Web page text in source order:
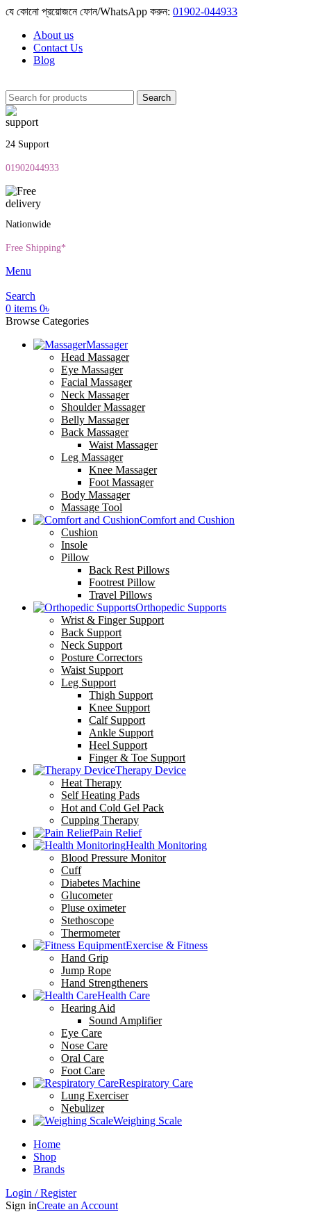
যে কোনো প্রয়োজনে ফোন/WhatsApp করুন: 01902-044933
About us
Contact Us
Blog
Search
24 Support
01902044933
Nationwide
Free Shipping*
Menu
Search
0 items 0৳
Browse Categories
Massager
Head Massager
Eye Massager
Facial Massager
Neck Massager
Shoulder Massager
Belly Massager
Back Massager
Waist Massager
Leg Massager
Knee Massager
Foot Massager
Body Massager
Massage Tool
Comfort and Cushion
Cushion
Insole
Pillow
Back Rest Pillows
Footrest Pillow
Travel Pillows
Orthopedic Supports
Wrist & Finger Support
Back Support
Neck Support
Posture Correctors
Waist Support
Leg Support
Thigh Support
Knee Support
Calf Support
Ankle Support
Heel Support
Finger & Toe Support
Therapy Device
Heat Therapy
Self Heating Pads
Hot and Cold Gel Pack
Cupping Therapy
Pain Relief
Health Monitoring
Blood Pressure Monitor
Cuff
Diabetes Machine
Glucometer
Pluse oximeter
Stethoscope
Thermometer
Exercise & Fitness
Hand Grip
Jump Rope
Hand Strengtheners
Health Care
Hearing Aid
Sound Amplifier
Eye Care
Nose Care
Oral Care
Foot Care
Respiratory Care
Lung Exerciser
Nebulizer
Weighing Scale
Home
Shop
Brands
Login / Register
Sign inCreate an Account